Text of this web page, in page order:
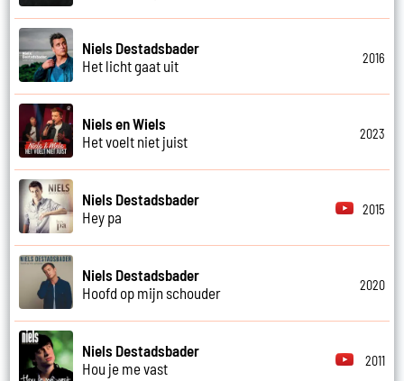
Niels Destadsbader
Het licht gaat uit
2016
Niels en Wiels
Het voelt niet juist
2023
Niels Destadsbader
Hey pa
2015
Niels Destadsbader
Hoofd op mijn schouder
2020
Niels Destadsbader
Hou je me vast
2011